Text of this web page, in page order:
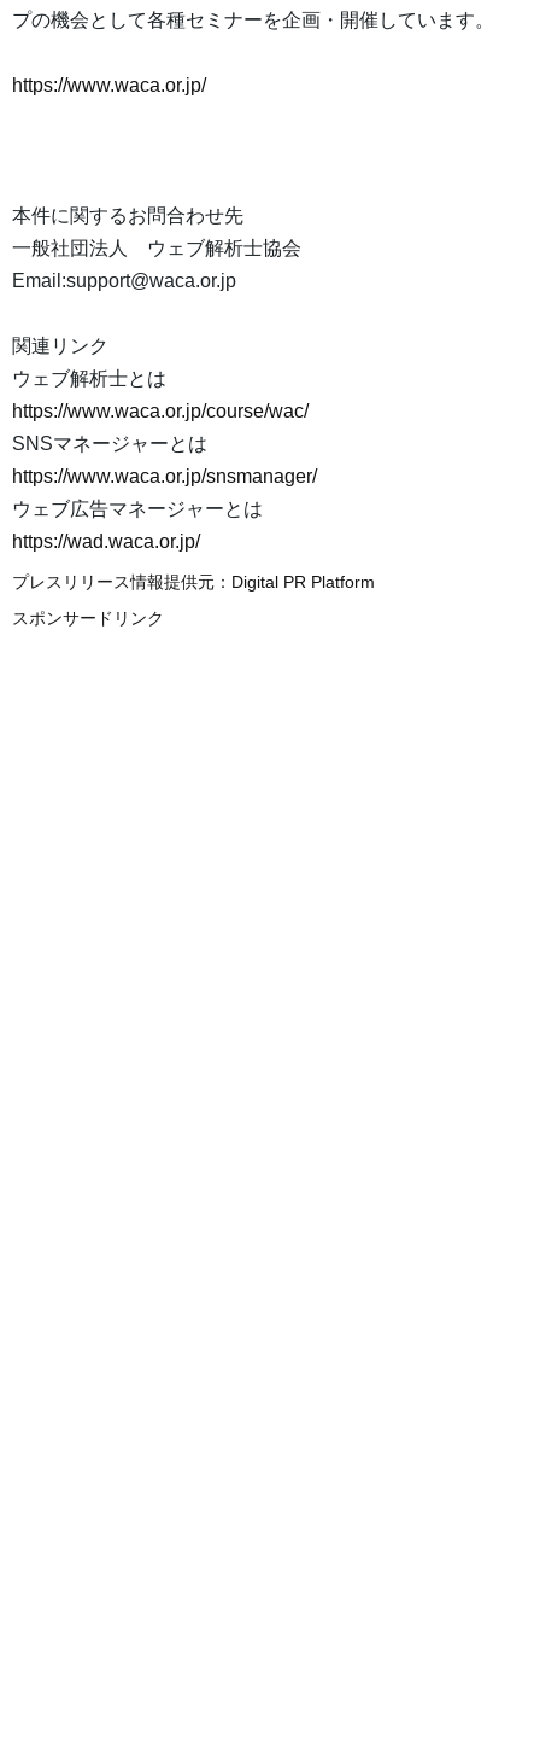
プの機会として各種セミナーを企画・開催しています。
https://www.waca.or.jp/
本件に関するお問合わせ先
一般社団法人 ウェブ解析士協会
Email:support@waca.or.jp
関連リンク
ウェブ解析士とは
https://www.waca.or.jp/course/wac/
SNSマネージャーとは
https://www.waca.or.jp/snsmanager/
ウェブ広告マネージャーとは
https://wad.waca.or.jp/
プレスリリース情報提供元： Digital PR Platform
スポンサードリンク